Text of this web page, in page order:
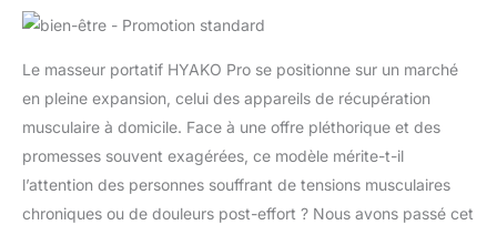
Le masseur portatif HYAKO Pro se positionne sur un marché
en pleine expansion, celui des appareils de récupération
musculaire à domicile. Face à une offre pléthorique et des
promesses souvent exagérées, ce modèle mérite-t-il
l’attention des personnes souffrant de tensions musculaires
chroniques ou de douleurs post-effort ? Nous avons passé cet